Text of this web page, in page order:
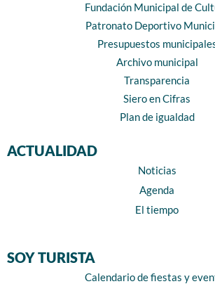
Fundación Municipal de
Patronato Deportivo
Presupuestos
Archivo municipal
Transparencia
Siero en Cifras
Plan de igualdad
ACTUALIDAD
Noticias
Agenda
El tiempo
SOY TURISTA
Calendario de fiestas y